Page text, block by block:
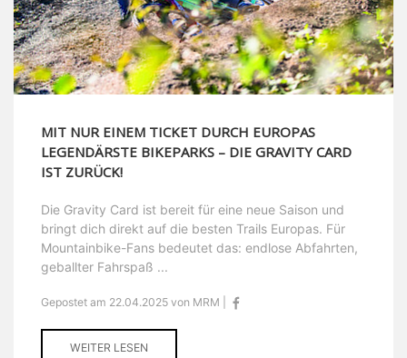
MIT NUR EINEM TICKET DURCH EUROPAS
LEGENDÄRSTE BIKEPARKS – DIE GRAVITY CARD
IST ZURÜCK!
Die Gravity Card ist bereit für eine neue Saison und
bringt dich direkt auf die besten Trails Europas. Für
Mountainbike-Fans bedeutet das: endlose Abfahrten,
geballter Fahrspaß ...
Gepostet am 22.04.2025 von MRM |
WEITER LESEN